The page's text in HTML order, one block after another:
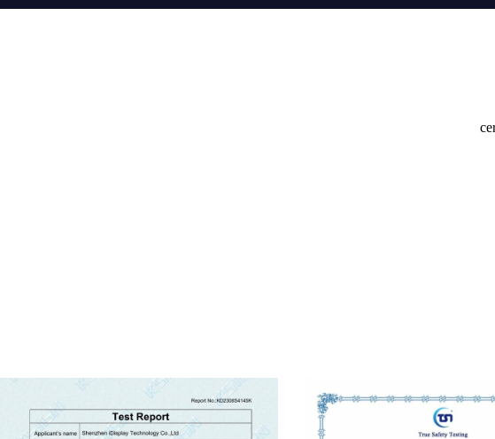
de renommée mondiale qui peut aider des centaines, voire